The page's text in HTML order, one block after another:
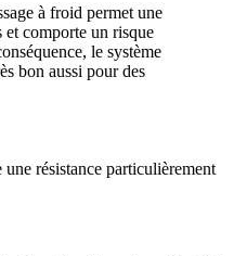
à froid permet une
comporte un risque
le système
bon aussi pour des
résistance particulièrement